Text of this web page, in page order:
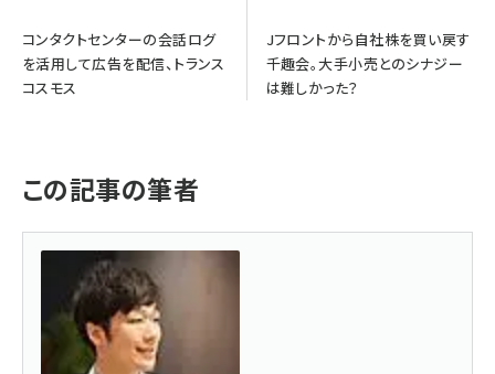
コンタクトセンターの会話ログ
を活用して広告を配信、トランス
コスモス
Jフロントから自社株を買い戻す
千趣会。大手小売とのシナジー
は難しかった？
この記事の筆者